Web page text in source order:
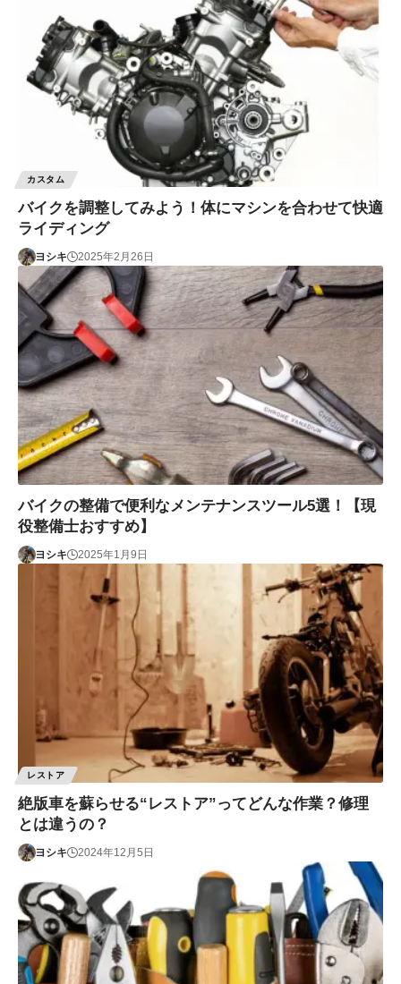
カスタム
バイクを調整してみよう！体にマシンを合わせて快適
ライディング
ヨシキ 2025年2月26日
バイクの整備で便利なメンテナンスツール5選！【現
役整備士おすすめ】
ヨシキ 2025年1月9日
レストア
絶版車を蘇らせる“レストア”ってどんな作業？修理
とは違うの？
ヨシキ 2024年12月5日